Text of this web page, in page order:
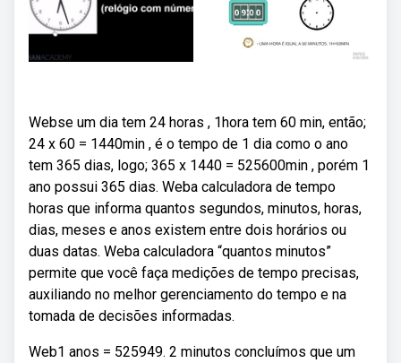
Webse um dia tem 24 horas , 1hora tem 60 min, então;
24 x 60 = 1440min , é o tempo de 1 dia como o ano
tem 365 dias, logo; 365 x 1440 = 525600min , porém 1
ano possui 365 dias. Weba calculadora de tempo
horas que informa quantos segundos, minutos, horas,
dias, meses e anos existem entre dois horários ou
duas datas. Weba calculadora “quantos minutos”
permite que você faça medições de tempo precisas,
auxiliando no melhor gerenciamento do tempo e na
tomada de decisões informadas.
Web1 anos = 525949. 2 minutos concluímos que um